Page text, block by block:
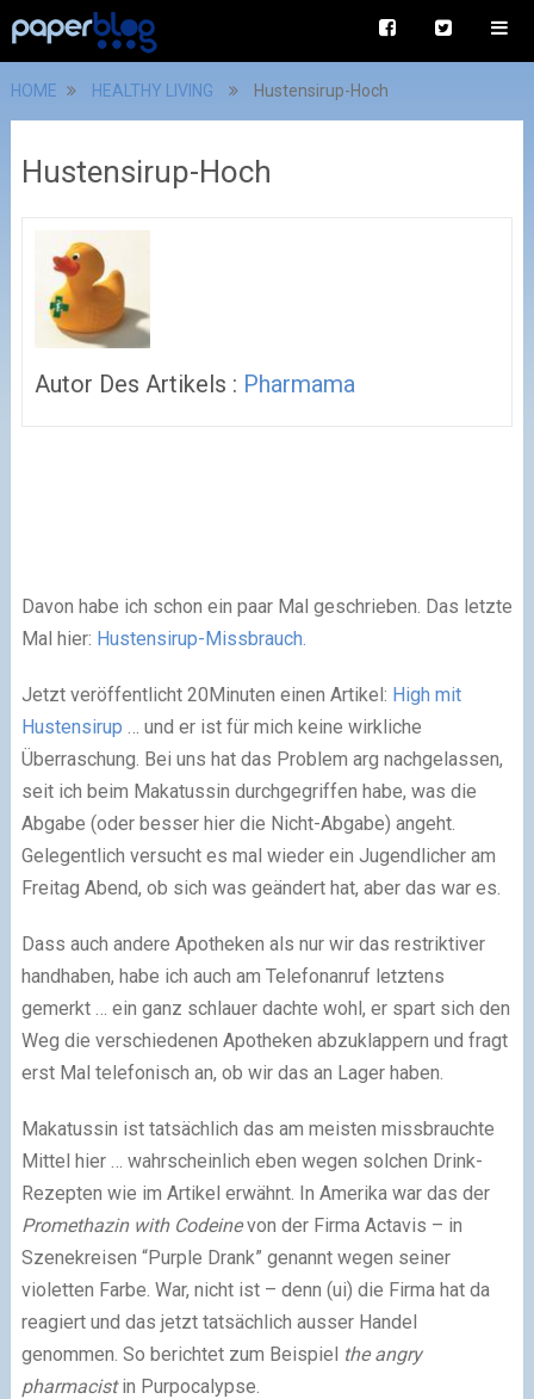
HOME HEALTHY LIVING Hustensirup-Hoch
Hustensirup-Hoch
Autor Des Artikels : Pharmama
Davon habe ich schon ein paar Mal geschrieben. Das letzte
Mal hier: Hustensirup-Missbrauch.
Jetzt veröffentlicht 20Minuten einen Artikel: High mit
Hustensirup … und er ist für mich keine wirkliche
Überraschung. Bei uns hat das Problem arg nachgelassen,
seit ich beim Makatussin durchgegriffen habe, was die
Abgabe (oder besser hier die Nicht-Abgabe) angeht.
Gelegentlich versucht es mal wieder ein Jugendlicher am
Freitag Abend, ob sich was geändert hat, aber das war es.
Dass auch andere Apotheken als nur wir das restriktiver
handhaben, habe ich auch am Telefonanruf letztens
gemerkt … ein ganz schlauer dachte wohl, er spart sich den
Weg die verschiedenen Apotheken abzuklappern und fragt
erst Mal telefonisch an, ob wir das an Lager haben.
Makatussin ist tatsächlich das am meisten missbrauchte
Mittel hier … wahrscheinlich eben wegen solchen Drink-
Rezepten wie im Artikel erwähnt. In Amerika war das der
Promethazin with Codeinevon der Firma Actavis – in
Szenekreisen “Purple Drank” genannt wegen seiner
violetten Farbe. War, nicht ist – denn (ui) die Firma hat da
reagiert und das jetzt tatsächlich ausser Handel
genommen. So berichtet zum Beispiel the angry
pharmacistin Purpocalypse.